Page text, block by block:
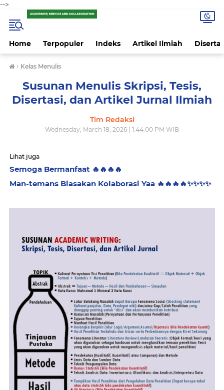
-->
Home Terpopuler Indeks Artikel Ilmiah
› Kelas Menulis
Susunan Menulis Skripsi, Tesis,
Disertasi, dan Artikel Jurnal Ilmiah
Tim Redaksi
Wednesday, March 18, 2026 | 1:44:00 PM WIB
Lihat juga
Semoga Bermanfaat 🔥🔥🔥🔥
Man-temans Biasakan Kolaborasi Yaa 🔥🔥🔥🔥✨️✨️✨️✨️